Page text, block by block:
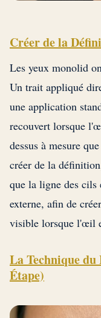
Créer de la
Les yeux monolid
Un trait appliqué
une application
recouvert lorsque
dessus à mesure
créer de la
que la ligne des
externe, afin de
visible lorsque l'œil
La Technique
Étape)